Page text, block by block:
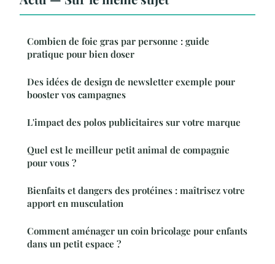
Combien de foie gras par personne : guide
pratique pour bien doser
Des idées de design de newsletter exemple pour
booster vos campagnes
L'impact des polos publicitaires sur votre marque
Quel est le meilleur petit animal de compagnie
pour vous ?
Bienfaits et dangers des protéines : maîtrisez votre
apport en musculation
Comment aménager un coin bricolage pour enfants
dans un petit espace ?